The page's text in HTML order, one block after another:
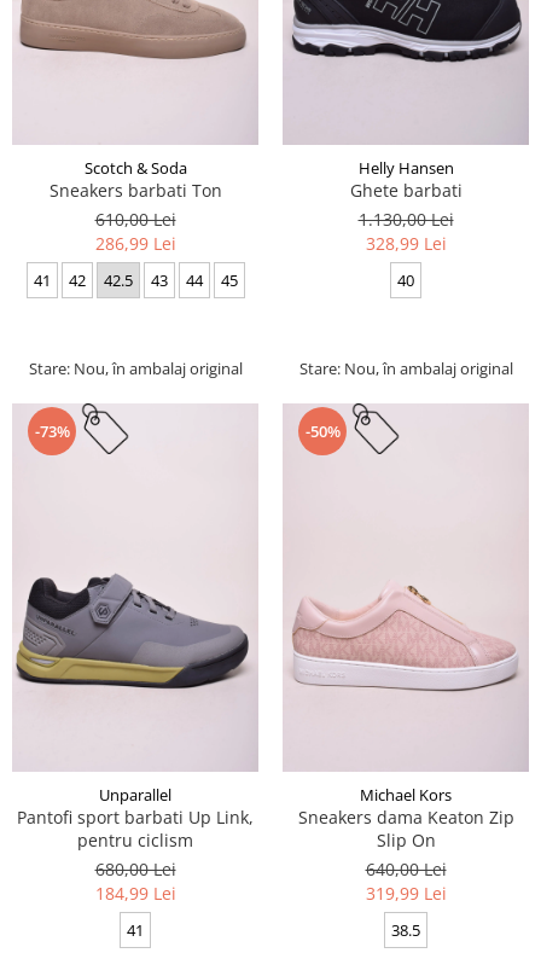
Scotch & Soda
Sneakers barbati Ton
610,00 Lei
286,99 Lei
41 42 42.5 43 44 45
Stare: Nou, în ambalaj original
Helly Hansen
Ghete barbati
1.130,00 Lei
328,99 Lei
40
Stare: Nou, în ambalaj original
-73%
Unparallel
Pantofi sport barbati Up Link,
pentru ciclism
680,00 Lei
184,99 Lei
41
-50%
Michael Kors
Sneakers dama Keaton Zip
Slip On
640,00 Lei
319,99 Lei
38.5